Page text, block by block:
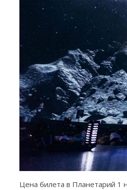
Цена билета в Планетарий 1